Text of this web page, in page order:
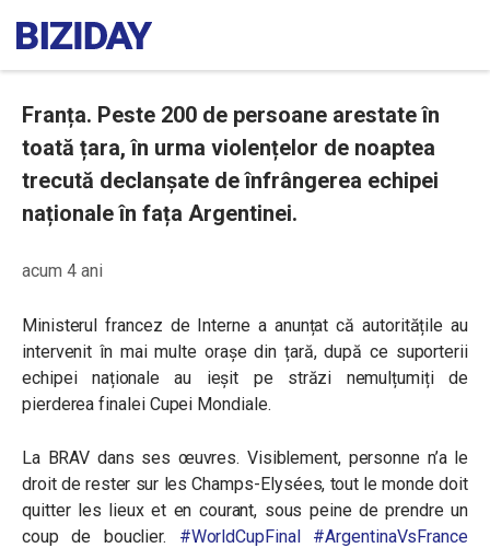
Franța. Peste 200 de persoane arestate în
toată țara, în urma violențelor de noaptea
trecută declanșate de înfrângerea echipei
naționale în fața Argentinei.
acum 4 ani
Ministerul francez de Interne a anunțat că autoritățile au
intervenit în mai multe orașe din țară, după ce suporterii
echipei naționale au ieșit pe străzi nemulțumiți de
pierderea finalei Cupei Mondiale.
La BRAV dans ses œuvres. Visiblement, personne n’a le
droit de rester sur les Champs-Elysées, tout le monde doit
quitter les lieux et en courant, sous peine de prendre un
coup de bouclier. #WorldCupFinal
#ArgentinaVsFrance